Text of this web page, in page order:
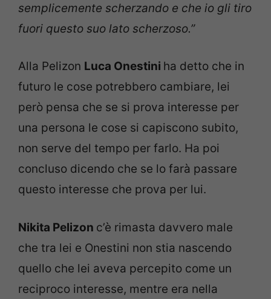
semplicemente scherzando e che io gli tiro
fuori questo suo lato scherzoso.”
Alla Pelizon Luca Onestini ha detto che in
futuro le cose potrebbero cambiare, lei
però pensa che se si prova interesse per
una persona le cose si capiscono subito,
non serve del tempo per farlo. Ha poi
concluso dicendo che se lo farà passare
questo interesse che prova per lui.
Nikita Pelizon c’è rimasta davvero male
che tra lei e Onestini non stia nascendo
quello che lei aveva percepito come un
reciproco interesse, mentre era nella